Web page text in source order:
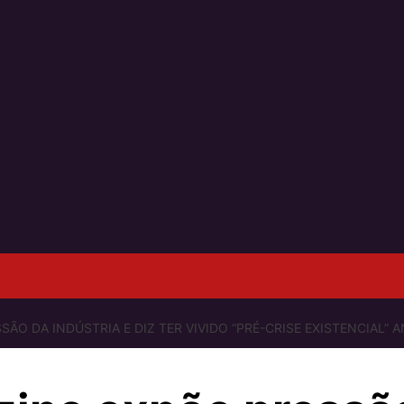
DA INDÚSTRIA E DIZ TER VIVIDO “PRÉ-CRISE EXISTENCIAL”